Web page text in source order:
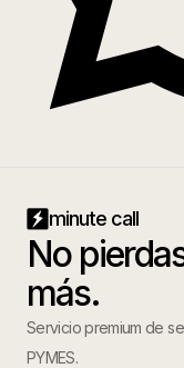
minute call
No
más.
Servicio premium de
PYMES.